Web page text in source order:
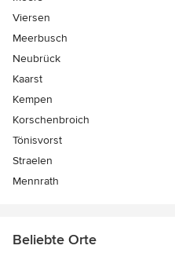
Viersen
Meerbusch
Neubrück
Kaarst
Kempen
Korschenbroich
Tönisvorst
Straelen
Mennrath
Beliebte Orte